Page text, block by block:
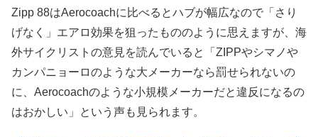
Zipp 88はAerocoachに比べるとハブが幅広なので「さり
げなく」エアロ効果を狙ったもののように思えますが、海
外サイクリストの意見を読んでいると「ZIPPやシマノや
カンパニョーロのような大メーカーなら罰せられないの
に、Aerocoachのような小規模メーカーだと違反になるの
はおかしい」という声も見られます。